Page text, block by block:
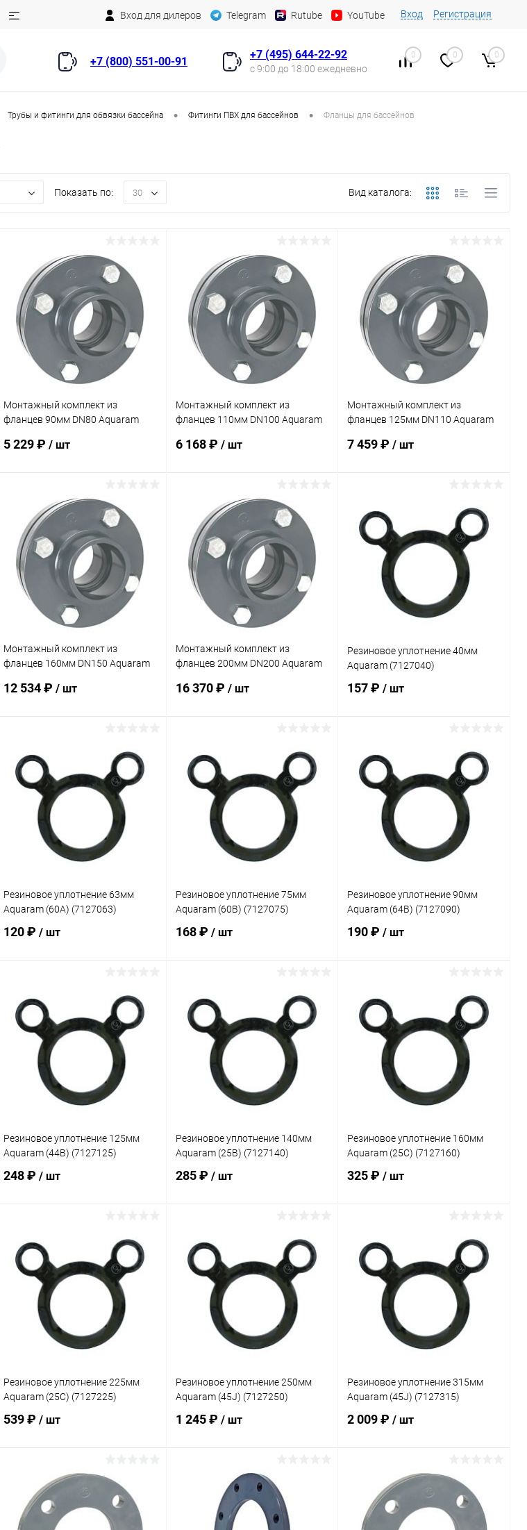
Вход для дилеров Telegram Rutube YouTube Вход Регистрация
+7 (800) 551-00-91
+7 (495) 644-22-92
с 9:00 до 18:00 ежедневно
0 0 0
Трубы и фитинги для обвязки бассейна • Фитинги ПВХ для бассейнов • Фланцы для бассейнов
Показать по: 30 Вид каталога:
Монтажный комплект из
фланцев 90мм DN80 Aquaram
5 229 ₽ / шт
В корзину
В избранное
К сравнению В наличии
Монтажный комплект из
фланцев 110мм DN100 Aquaram
6 168 ₽ / шт
В корзину
В избранное
К сравнению Под заказ
Монтажный комплект из
фланцев 125мм DN110 Aquaram
7 459 ₽/ шт
В избранное
К сравнению Под заказ
Монтажный комплект из
фланцев 160мм DN150 Aquaram
12 534 ₽ / шт
В избранное
К сравнению Под заказ
Монтажный комплект из
фланцев 200мм DN200 Aquaram
16 370 ₽ / шт
В избранное
К сравнению Под заказ
Резиновое уплотнение 40мм
Aquaram (7127040)
157 ₽/ шт
В избранное
К сравнению Под заказ
Резиновое уплотнение 63мм
Aquaram (60A) (7127063)
120 ₽ / шт
В избранное
К сравнению В наличии
Резиновое уплотнение 75мм
Aquaram (60B) (7127075)
168 ₽ / шт
В избранное
К сравнению В наличии
Резиновое уплотнение 90мм
Aquaram (64B) (7127090)
190 ₽/ шт
В избранное
К сравнению В наличии
Резиновое уплотнение 125мм
Aquaram (44B) (7127125)
248 ₽ / шт
В избранное
К сравнению В наличии
Резиновое уплотнение 140мм
Aquaram (25B) (7127140)
285 ₽ / шт
В избранное
К сравнению В наличии
Резиновое уплотнение 160мм
Aquaram (25C) (7127160)
325 ₽/ шт
В избранное
К сравнению В наличии
Резиновое уплотнение 225мм
Aquaram (25C) (7127225)
539 ₽ / шт
В корзину
В избранное
Резиновое уплотнение 250мм
Aquaram (45J) (7127250)
1 245 ₽ / шт
В корзину
В избранное
Резиновое уплотнение 315мм
Aquaram (45J) (7127315)
2 009 ₽/ шт
В корзину
В избранное